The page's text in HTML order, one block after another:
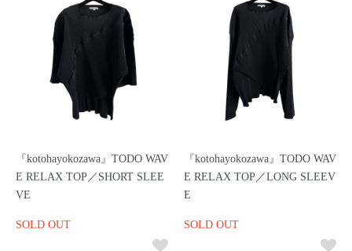
『kotohayokozawa』TODO WAV
E RELAX TOP／SHORT SLEE
VE
SOLD OUT
『kotohayokozawa』TODO WAV
E RELAX TOP／LONG SLEEV
E
SOLD OUT